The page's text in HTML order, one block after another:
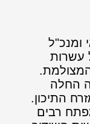
ומנכ"ל
עשרות
החלה
התיכון.
רבים